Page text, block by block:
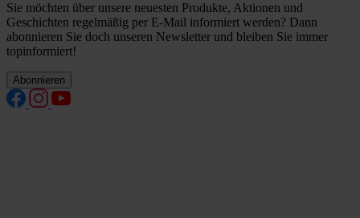
Sie möchten über unsere neuesten Produkte, Aktionen und
Geschichten regelmäßig per E-Mail informiert werden? Dann
abonnieren Sie doch unseren Newsletter und bleiben Sie immer
topinformiert!
Abonnieren